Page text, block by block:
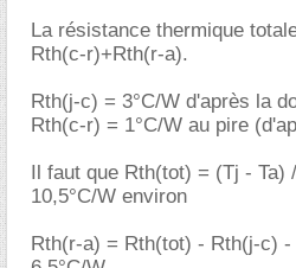
La résistance thermique
Rth(c-r)+Rth(r-a).
Rth(j-c) = 3°C/W d'après la
Rth(c-r) = 1°C/W au pire
Il faut que Rth(tot) = (Tj - Ta)
10,5°C/W environ
Rth(r-a) = Rth(tot) - Rth(j-c)